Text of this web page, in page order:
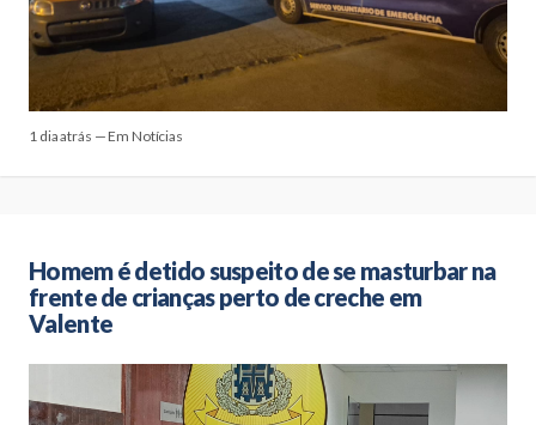
1 dia atrás — Em Notícias
Homem é detido suspeito de se masturbar na
frente de crianças perto de creche em
Valente